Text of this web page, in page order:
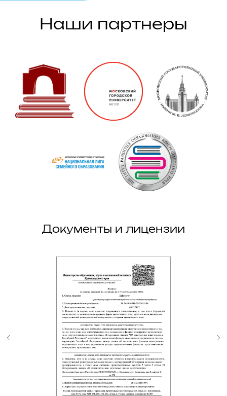
Наши партнеры
Документы и лицензии